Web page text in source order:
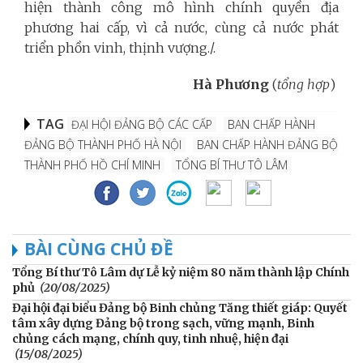
hiện thành công mô hình chính quyền địa
phương hai cấp, vì cả nước, cùng cả nước phát
triển phồn vinh, thịnh vượng./.
Hà Phương (tổng hợp)
TAG ĐẠI HỘI ĐẢNG BỘ CÁC CẤP
BAN CHẤP HÀNH
ĐẢNG BỘ THÀNH PHỐ HÀ NỘI
BAN CHẤP HÀNH ĐẢNG BỘ
THÀNH PHỐ HỒ CHÍ MINH
TỔNG BÍ THƯ TÔ LÂM
BÀI CÙNG CHỦ ĐỀ
Tổng Bí thư Tô Lâm dự Lễ kỷ niệm 80 năm thành lập Chính
phủ (20/08/2025)
Đại hội đại biểu Đảng bộ Binh chủng Tăng thiết giáp: Quyết
tâm xây dựng Đảng bộ trong sạch, vững mạnh, Binh
chủng cách mạng, chính quy, tinh nhuệ, hiện đại
(15/08/2025)